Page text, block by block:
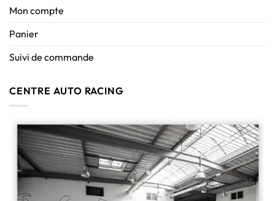
Mon compte
Panier
Suivi de commande
CENTRE AUTO RACING